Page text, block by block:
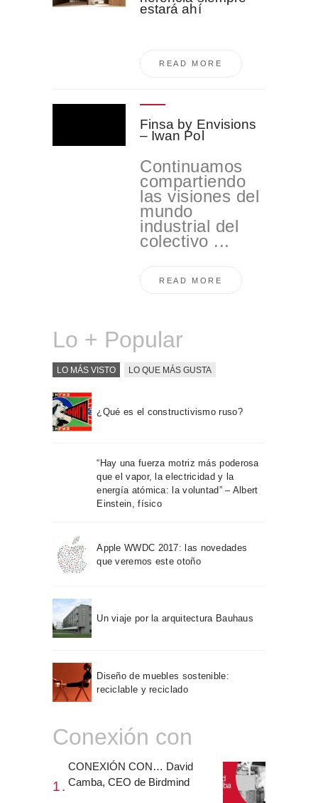
estará ahí
READ MORE
Finsa by Envisions
– Iwan Pol
Continuamos
compartiendo
las visiones del
mundo
industrial del
colectivo ...
READ MORE
Lo + Popular
LO MÁS VISTO LO QUE MÁS GUSTA
¿Qué es el constructivismo ruso?
“Hay una fuerza motriz más poderosa
que el vapor, la electricidad y la
energía atómica: la voluntad” – Albert
Einstein, físico
Apple WWDC 2017: las novedades
que veremos este otoño
Un viaje por la arquitectura Bauhaus
Diseño de muebles sostenible:
reciclable y reciclado
Conexión con
CONEXIÓN CON… David
Camba, CEO de Birdmind